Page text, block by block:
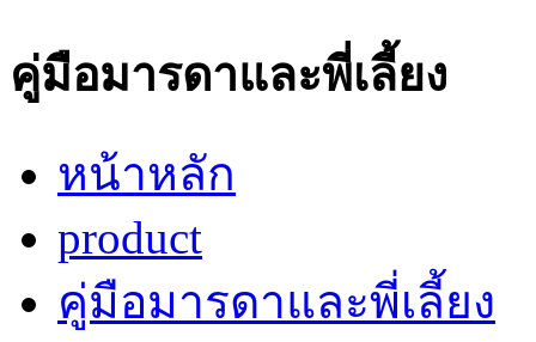
คู่มือมารดาและพี่เลี้ยง
หน้าหลัก
product
คู่มือมารดาและพี่เลี้ยง